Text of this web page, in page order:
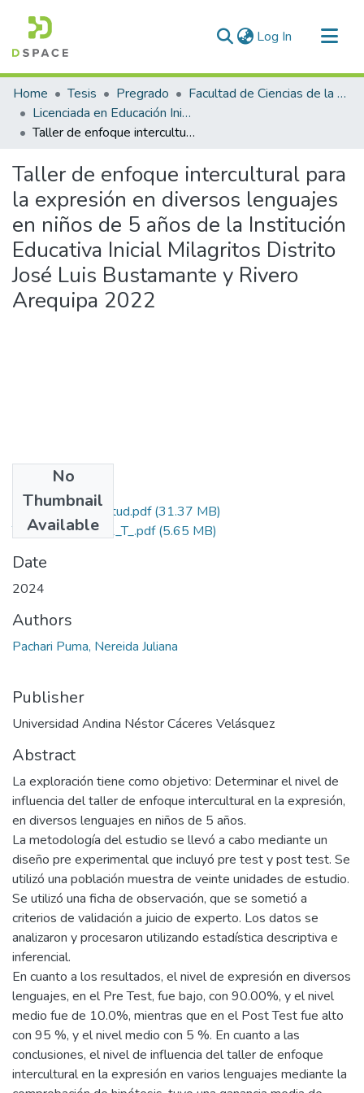
Log In (current)
Communities & Collections
All of DSpace
Statistics
Home Tesis Pregrado
Facultad de Ciencias de la Educación
Licenciada en Educación Inicial Intercultural Bilingüe
Taller de enfoque intercultural para la expresión en diversos lenguajes en niños de 5 años de la Institución Educativa Inicial Milagritos Distrito José Luis Bustamante y Rivero Arequipa 2022
Taller de enfoque intercultural para
la expresión en diversos lenguajes
en niños de 5 años de la Institución
Educativa Inicial Milagritos Distrito
José Luis Bustamante y Rivero
Arequipa 2022
No
Thumbnail
Available
Grado de Similitud.pdf(31.37 MB)
T036_29721932_T_.pdf(5.65 MB)
Date
2024
Authors
Pachari Puma, Nereida Juliana
Publisher
Universidad Andina Néstor Cáceres Velásquez
Abstract
La exploración tiene como objetivo: Determinar el nivel de
influencia del taller de enfoque intercultural en la expresión,
en diversos lenguajes en niños de 5 años.
La metodología del estudio se llevó a cabo mediante un
diseño pre experimental que incluyó pre test y post test. Se
utilizó una población muestra de veinte unidades de estudio.
Se utilizó una ficha de observación, que se sometió a
criterios de validación a juicio de experto. Los datos se
analizaron y procesaron utilizando estadística descriptiva e
inferencial.
En cuanto a los resultados, el nivel de expresión en diversos
lenguajes, en el Pre Test, fue bajo, con 90.00%, y el nivel
medio fue de 10.0%, mientras que en el Post Test fue alto
con 95 %, y el nivel medio con 5 %. En cuanto a las
conclusiones, el nivel de influencia del taller de enfoque
intercultural en la expresión en varios lenguajes mediante la